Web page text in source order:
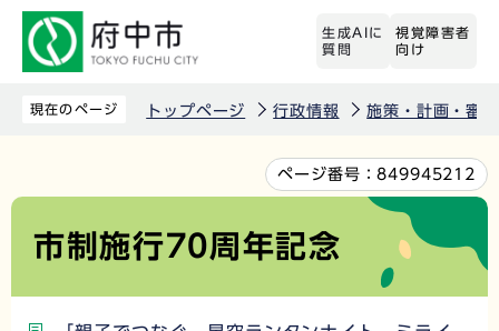
先
す
生成AIに
質問
視覚障害者
向け
現在のページ トップページ 行政情報 施策・計画・審
文
か
ページ番号：849945212
市制施行70周年記念